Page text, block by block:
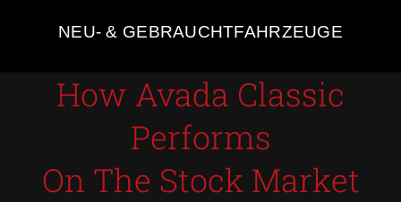
NEU- & GEBRAUCHTFAHRZEUGE
How Avada Classic
Performs
On The Stock Market